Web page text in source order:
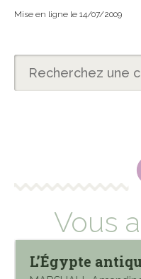
Mise en ligne le 14/07/2009
Vous
L’Égypte